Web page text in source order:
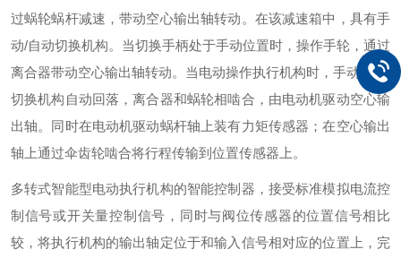
过蜗轮蜗杆减速，带动空心输出轴转动。在该减速箱中，具有手
动/自动切换机构。当切换手柄处于手动位置时，操作手轮，通过
离合器带动空心输出轴转动。当电动操作执行机构时，手动/自动
切换机构自动回落，离合器和蜗轮相啮合，由电动机驱动空心输
出轴。同时在电动机驱动蜗杆轴上装有力矩传感器；在空心输出
轴上通过伞齿轮啮合将行程传输到位置传感器上。
多转式智能型电动执行机构的智能控制器，接受标准模拟电流控
制信号或开关量控制信号，同时与阀位传感器的位置信号相比
较，将执行机构的输出轴定位于和输入信号相对应的位置上，完